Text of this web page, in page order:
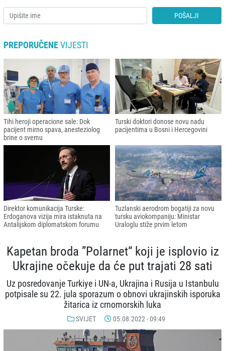
POŠALJI
PREPORUČENEVIJESTI
Tihi heroji operacione sale: Dok
pacijent mirno spava, anesteziolog
brine o svemu
Turski doktori donose novu nadu
pacijentima u Bosni i Hercegovini
Direktor komunikacija Turske:
Erdoganova vizija mira istaknuta na
Antalijskom diplomatskom forumu
Tuzlanski aerodrom bogatiji za novu
tursku aviokompaniju: Ministar
Uraloglu stiže prvim letom
Kapetan broda ”Polarnet“ koji je isplovio iz
Ukrajine očekuje da će put trajati 28 sati
Uz posredovanje Turkiye i UN-a, Ukrajina i Rusija u Istanbulu
potpisale su 22. jula sporazum o obnovi ukrajinskih isporuka
žitarica iz crnomorskih luka
SVIJET 05.08.2022 - 09:49